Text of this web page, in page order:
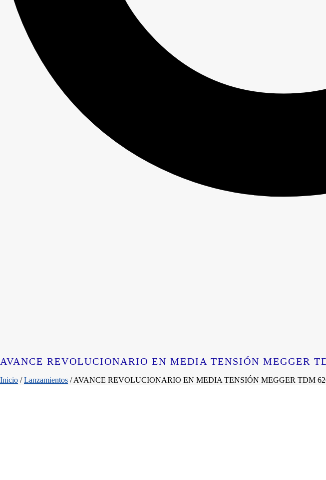
AVANCE REVOLUCIONARIO EN MEDIA TENSIÓN MEGGER
Inicio /Lanzamientos / AVANCE REVOLUCIONARIO EN MEDIA TENSIÓN MEGGER TDM